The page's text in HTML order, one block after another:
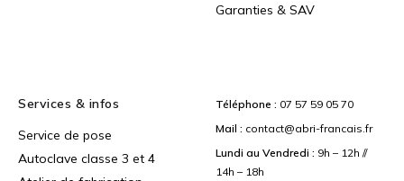
Garanties & SAV
Services & infos
Service de pose
Autoclave classe 3 et 4
Téléphone : 07 57 59 05 70
Mail : contact@abri-francais.fr
Lundi au Vendredi : 9h – 12h //
14h – 18h